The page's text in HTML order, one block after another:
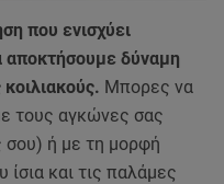
που ενισχύει
αποκτήσουμε δύναμη
Μπορες να
τους αγκώνες σας
ή με τη μορφή
και τις παλάμες